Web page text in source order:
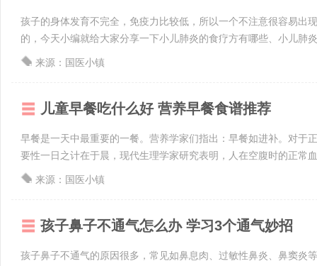
孩子的身体发育不完全，免疫力比较低，所以一个不注意很容易出
的，今天小编就给大家分享一下小儿肺炎的食疗方有哪些、小儿肺
来源：国医小镇
儿童早餐吃什么好 营养早餐食谱推荐
早餐是一天中最重要的一餐。营养学家们指出：早餐如进补。对于
要性一日之计在于晨，现代生理学家研究表明，人在空腹时的正常
来源：国医小镇
孩子鼻子不通气怎么办 学习3个通气妙招
孩子鼻子不通气的原因很多，常见如鼻息肉、过敏性鼻炎、鼻窦炎